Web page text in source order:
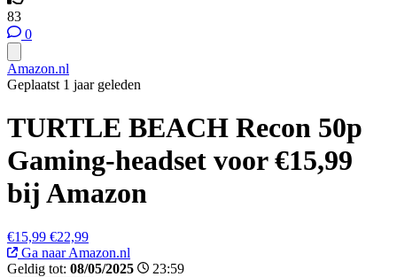
83
0
Amazon.nl
Geplaatst 1 jaar geleden
TURTLE BEACH Recon 50p
Gaming-headset voor €15,99
bij Amazon
€15,99 €22,99
Ga naar Amazon.nl
Geldig tot: 08/05/2025 23:59